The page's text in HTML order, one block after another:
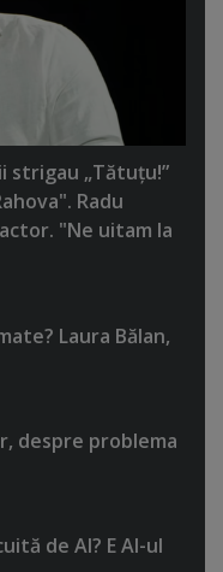
strigau „Tătuţu!”
Radu
"Ne uitam la
Laura Bălan,
despre problema
de AI? E AI-ul